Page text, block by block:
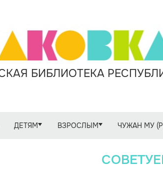
БИБЛИОТЕКА
ДЕТЯМ ВЗРОСЛЫМ ЧУЖАН МУ